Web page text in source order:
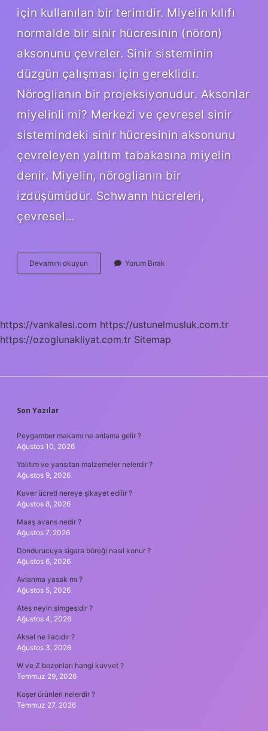
için kullanılan bir terimdir. Miyelin kılıfı
normalde bir sinir hücresinin (nöron)
aksonunu çevreler. Sinir sisteminin
düzgün çalışması için gereklidir.
Nöroglianın bir projeksiyonudur. Aksonlar
miyelinli mi? Merkezi ve çevresel sinir
sistemindeki sinir hücresinin aksonunu
çevreleyen yalıtım tabakasına miyelin
denir. Miyelin, nöroglianın bir
izdüşümüdür. Schwann hücreleri,
çevresel…
Devamını okuyun
Miyelinli
Yorum Bırak
https://vankalesi.com https://ustunelmusluk.com.tr
https://ozoglunakliyat.com.tr Sitemap
SIDEBAR
Son Yazılar
Peygamber makamı ne anlama gelir ?
Ağustos 10, 2026
Yalıtım ve yansıtan malzemeler nelerdir ?
Ağustos 9, 2026
Kuver ücreti nereye şikayet edilir ?
Ağustos 8, 2026
Maaş avans nedir ?
Ağustos 7, 2026
Dondurucuya sigara böreği nasıl konur ?
Ağustos 6, 2026
Avlanma yasak mı ?
Ağustos 5, 2026
Ateş neyin simgesidir ?
Ağustos 4, 2026
Aksel ne ilacıdır ?
Ağustos 3, 2026
W ve Z bozonları hangi kuvvet ?
Temmuz 29, 2026
Koşer ürünleri nelerdir ?
Temmuz 27, 2026